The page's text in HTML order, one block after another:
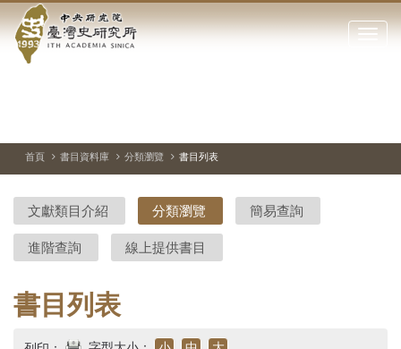
到中
央
院-
臺
灣
史
研
究
點
閉
站
停、
圖
圖
結
首頁 書目資料庫 分類瀏覽 書目列表
文獻類目介紹 分類瀏覽 簡易查詢
進階查詢 線上提供書目
書目列表